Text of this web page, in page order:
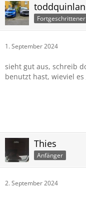
toddquinlan
Fortgeschrittener
1. September 2024
sieht gut aus, schreib
benutzt hast, wieviel
Thies
Anfänger
2. September 2024